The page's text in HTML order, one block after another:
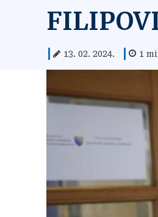
13. 02. 2024. 1